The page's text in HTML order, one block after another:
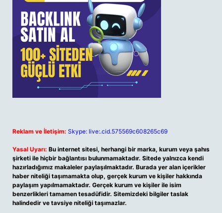
Reklam ve İletişim: Skype: live:.cid.575569c608265c69
Yasal Uyarı: Bu internet sitesi, herhangi bir marka, kurum veya şahıs
şirketi ile hiçbir bağlantısı bulunmamaktadır. Sitede yalnızca kendi
hazırladığımız makaleler paylaşılmaktadır. Burada yer alan içerikler
haber niteliği taşımamakta olup, gerçek kurum ve kişiler hakkında
paylaşım yapılmamaktadır. Gerçek kurum ve kişiler ile isim
benzerlikleri tamamen tesadüfidir. Sitemizdeki bilgiler taslak
halindedir ve tavsiye niteliği taşımazlar.